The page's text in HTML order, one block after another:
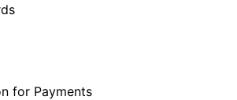
for Payments